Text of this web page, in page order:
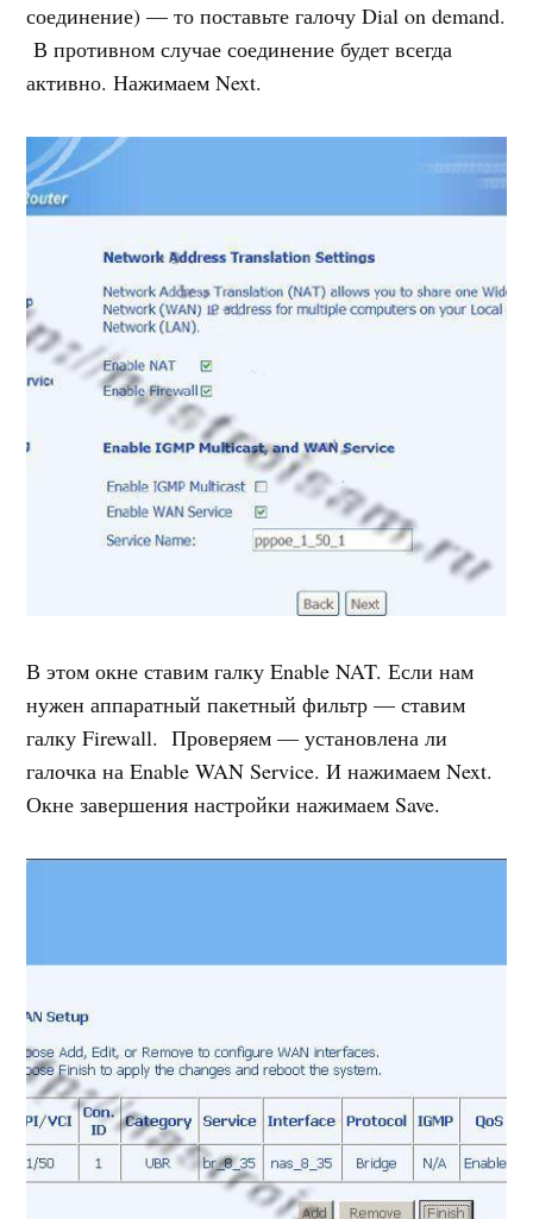
соединение) — то поставьте галочу Dial on demand.
В противном случае соединение будет всегда
активно. Нажимаем Next.
В этом окне ставим галку Enable NAT. Если нам
нужен аппаратный пакетный фильтр — ставим
галку Firewall. Проверяем — установлена ли
галочка на Enable WAN Service. И нажимаем Next.
Окне завершения настройки нажимаем Save.